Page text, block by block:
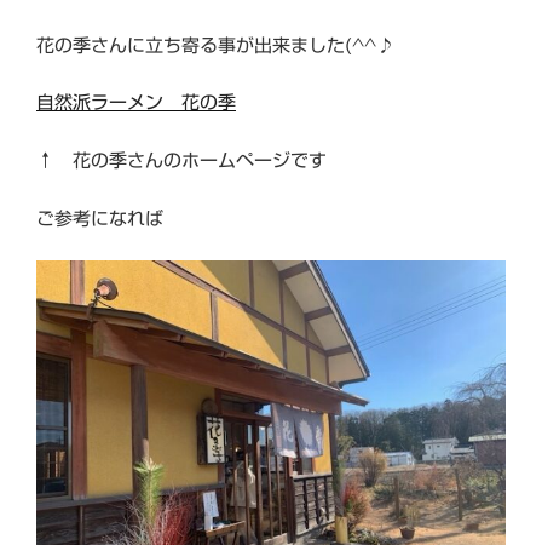
花の季さんに立ち寄る事が出来ました(^^♪
自然派ラーメン 花の季
↑ 花の季さんのホームページです
ご参考になれば